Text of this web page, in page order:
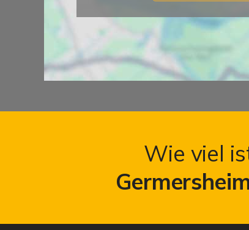
Wie viel